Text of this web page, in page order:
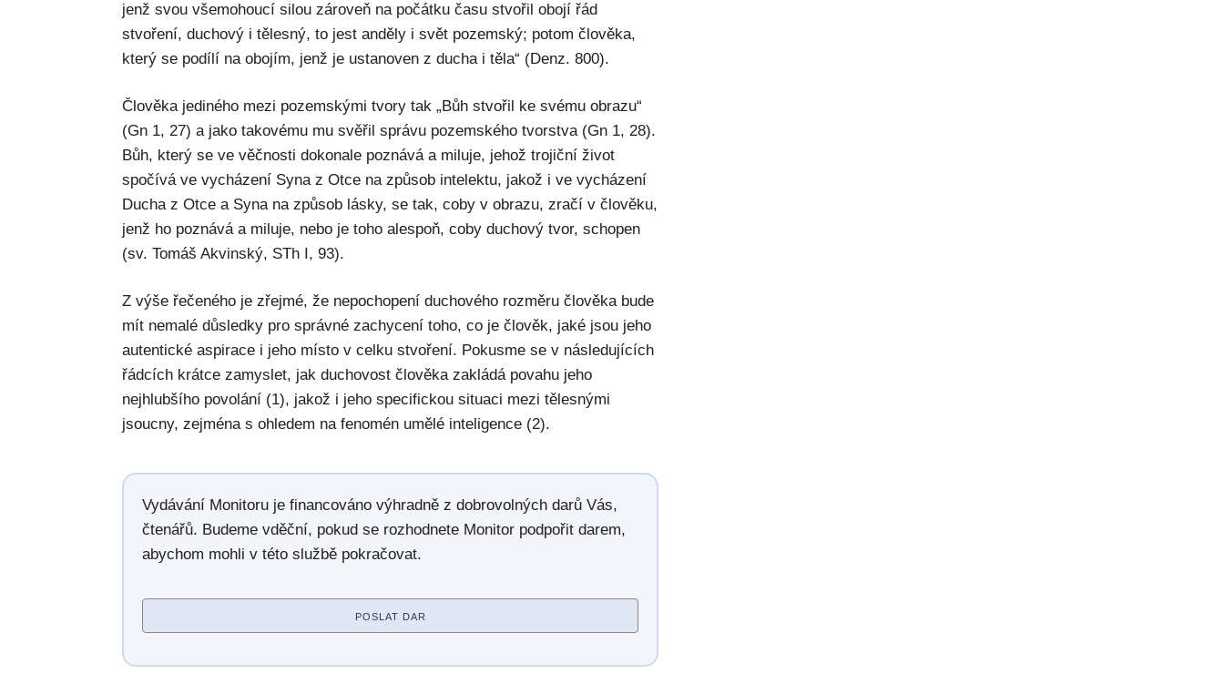
jenž svou všemohoucí silou zároveň na počátku času stvořil obojí řád
stvoření, duchový i tělesný, to jest anděly i svět pozemský; potom člověka,
který se podílí na obojím, jenž je ustanoven z ducha i těla“ (Denz. 800).
Člověka jediného mezi pozemskými tvory tak „Bůh stvořil ke svému obrazu“
(Gn 1, 27) a jako takovému mu svěřil správu pozemského tvorstva (Gn 1, 28).
Bůh, který se ve věčnosti dokonale poznává a miluje, jehož trojiční život
spočívá ve vycházení Syna z Otce na způsob intelektu, jakož i ve vycházení
Ducha z Otce a Syna na způsob lásky, se tak, coby v obrazu, zračí v člověku,
jenž ho poznává a miluje, nebo je toho alespoň, coby duchový tvor, schopen
(sv. Tomáš Akvinský, STh I, 93).
Z výše řečeného je zřejmé, že nepochopení duchového rozměru člověka bude
mít nemalé důsledky pro správné zachycení toho, co je člověk, jaké jsou jeho
autentické aspirace i jeho místo v celku stvoření. Pokusme se v následujících
řádcích krátce zamyslet, jak duchovost člověka zakládá povahu jeho
nejhlubšího povolání (1), jakož i jeho specifickou situaci mezi tělesnými
jsoucny, zejména s ohledem na fenomén umělé inteligence (2).
Vydávání Monitoru je financováno výhradně z dobrovolných darů Vás,
čtenářů. Budeme vděční, pokud se rozhodnete Monitor podpořit darem,
abychom mohli v této službě pokračovat.
POSLAT DAR